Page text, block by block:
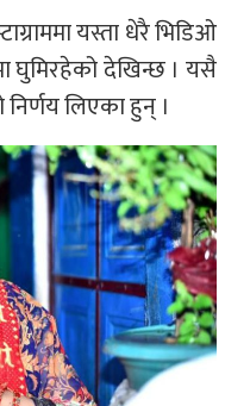
यस्ता धेरै भिडिओ
घुमिरहेको देखिन्छ । यसै
लिएका हुन् ।